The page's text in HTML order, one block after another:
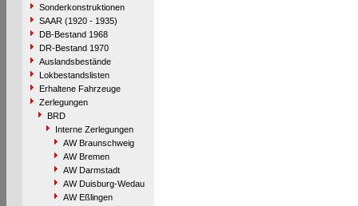
Sonderkonstruktionen
SAAR (1920 - 1935)
DB-Bestand 1968
DR-Bestand 1970
Auslandsbestände
Lokbestandslisten
Erhaltene Fahrzeuge
Zerlegungen
BRD
Interne Zerlegungen
AW Braunschweig
AW Bremen
AW Darmstadt
AW Duisburg-Wedau
AW Eßlingen